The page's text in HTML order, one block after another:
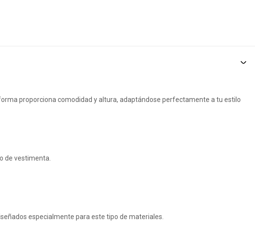
proporciona comodidad y altura, adaptándose perfectamente a tu estilo
de vestimenta.
especialmente para este tipo de materiales.